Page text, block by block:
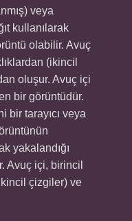
veya
kullanılarak
olabilir. Avuç
(ikincil
oluşur. Avuç içi
bir görüntüdür.
bir tarayıcı veya
yakalandığı
Avuç içi, birincil
çizgiler) ve